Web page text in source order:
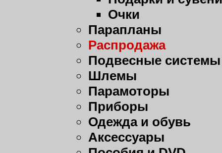
Очки
Парапланы
Распродажа
Подвесные системы
Шлемы
Парамоторы
Приборы
Одежда и обувь
Аксессуары